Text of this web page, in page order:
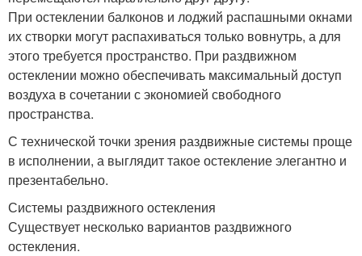
При остеклении балконов и лоджий распашными окнами
их створки могут распахиваться только вовнутрь, а для
этого требуется пространство. При раздвижном
остеклении можно обеспечивать максимальный доступ
воздуха в сочетании с экономией свободного
пространства.
С технической точки зрения раздвижные системы проще
в исполнении, а выглядит такое остекление элегантно и
презентабельно.
Системы раздвижного остекления
Существует несколько вариантов раздвижного
остекления.